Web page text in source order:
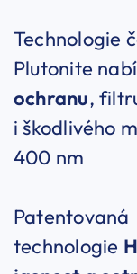
Technologie
Plutonite
ochranu,
i škodlivého
400 nm
Patentovaná
technologie